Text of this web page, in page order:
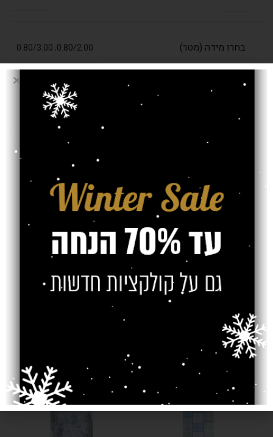
בחרו מידה (מטר) 0.80/2.00
,
0.80/3.00
חוות דעת (0)
מוצרים קשורים